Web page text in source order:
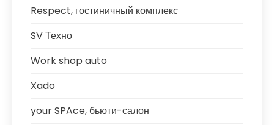
Respect, гостиничный комплекс
SV Техно
Work shop auto
Xado
your SPAce, бьюти-салон